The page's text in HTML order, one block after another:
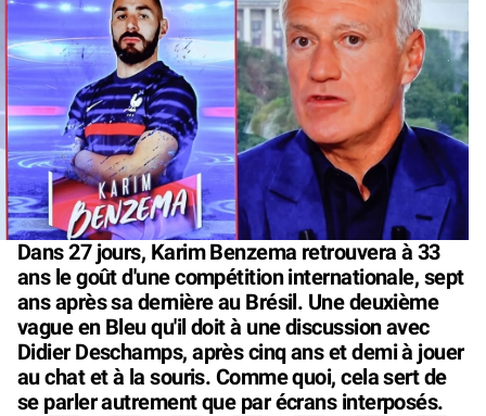
Dans 27 jours, Karim Benzema retrouvera à 33
ans le goût d'une compétition internationale, sept
ans après sa dernière au Brésil. Une deuxième
vague en Bleu qu'il doit à une discussion avec
Didier Deschamps, après cinq ans et demi à jouer
au chat et à la souris. Comme quoi, cela sert de
se parler autrement que par écrans interposés.